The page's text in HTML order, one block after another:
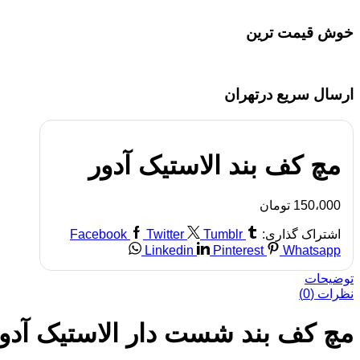
خوش قیمت ترین
ارسال سریع درتهران
مچ کف بند الاستیک آدور
150،000 تومان
اشتراک گذاری: Facebook Twitter
Tumblr
Linkedin
Pinterest Whatsapp
توضیحات
نظرات (0)
مچ کف بند شست دار الاستیک